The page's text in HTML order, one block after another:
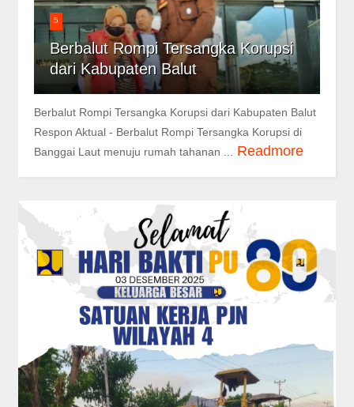
5
Berbalut Rompi Tersangka Korupsi
dari Kabupaten Balut
Berbalut Rompi Tersangka Korupsi dari Kabupaten Balut
Respon Aktual - Berbalut Rompi Tersangka Korupsi di
Banggai Laut menuju rumah tahanan ...
Readmore